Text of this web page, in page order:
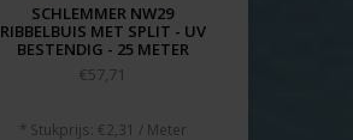
SCHLEMMER NW29
RIBBELBUIS MET SPLIT - UV
BESTENDIG - 25 METER
€57,71
* Stukprijs: €2,31 / Meter